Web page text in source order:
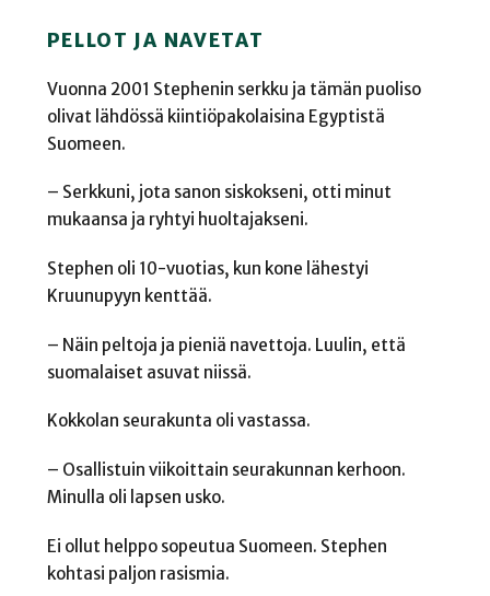
PELLOT JA NAVETAT
Vuonna 2001 Stephenin serkku ja tämän puoliso
olivat lähdössä kiintiöpakolaisina Egyptistä
Suomeen.
– Serkkuni, jota sanon siskokseni, otti minut
mukaansa ja ryhtyi huoltajakseni.
Stephen oli 10-vuotias, kun kone lähestyi
Kruunupyyn kenttää.
– Näin peltoja ja pieniä navettoja. Luulin, että
suomalaiset asuvat niissä.
Kokkolan seurakunta oli vastassa.
– Osallistuin viikoittain seurakunnan kerhoon.
Minulla oli lapsen usko.
Ei ollut helppo sopeutua Suomeen. Stephen
kohtasi paljon rasismia.